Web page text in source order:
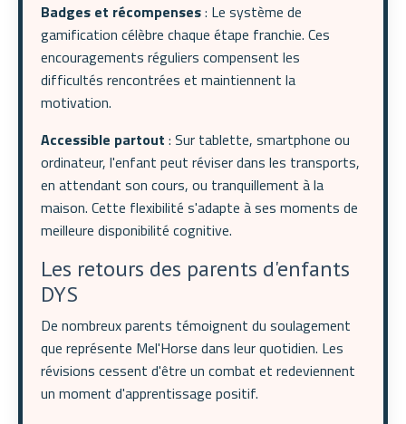
Badges et récompenses: Le système de
gamification célèbre chaque étape franchie. Ces
encouragements réguliers compensent les
difficultés rencontrées et maintiennent la
motivation.
Accessible partout : Sur tablette, smartphone ou
ordinateur, l'enfant peut réviser dans les transports,
en attendant son cours, ou tranquillement à la
maison. Cette flexibilité s'adapte à ses moments de
meilleure disponibilité cognitive.
Les retours des parents d'enfants
DYS
De nombreux parents témoignent du soulagement
que représente Mel'Horse dans leur quotidien. Les
révisions cessent d'être un combat et redeviennent
un moment d'apprentissage positif.